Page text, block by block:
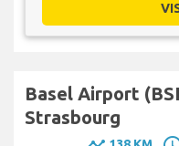
Basel Airport
Strasbourg